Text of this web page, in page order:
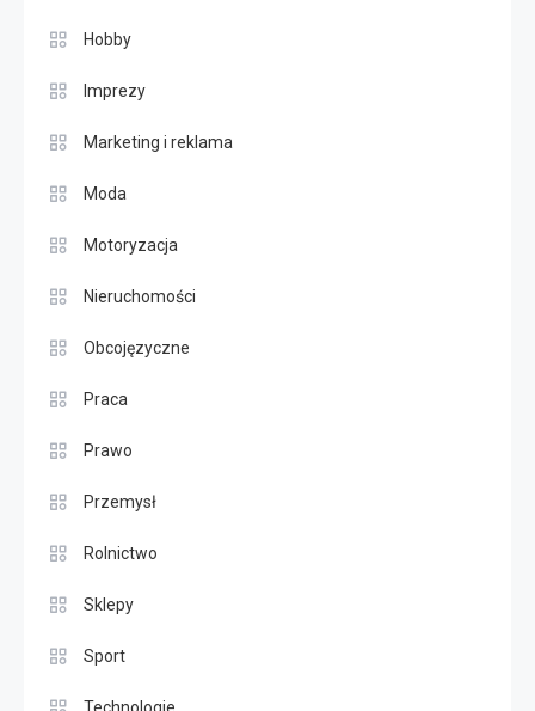
Hobby
Imprezy
Marketing i reklama
Moda
Motoryzacja
Nieruchomości
Obcojęzyczne
Praca
Prawo
Przemysł
Rolnictwo
Sklepy
Sport